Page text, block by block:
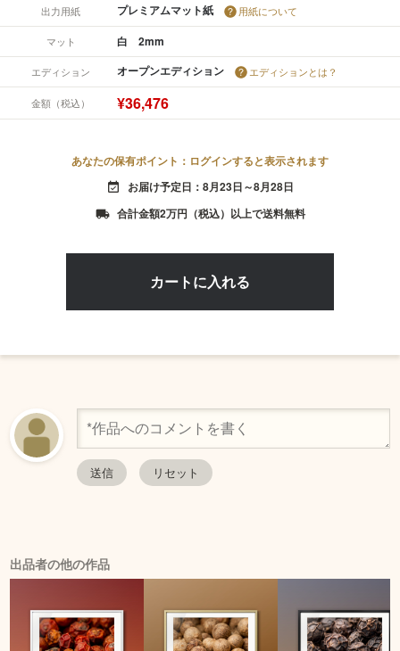
出力用紙 プレミアムマット紙 用紙について
マット 白 2mm
エディション オープンエディション エディションとは？
金額（税込） ¥36,476
あなたの保有ポイント：ログインすると表示されます
event_available お届け予定日：8月23日～8月28日
local_shipping 合計金額2万円（税込）以上で送料無料
出品者の他の作品